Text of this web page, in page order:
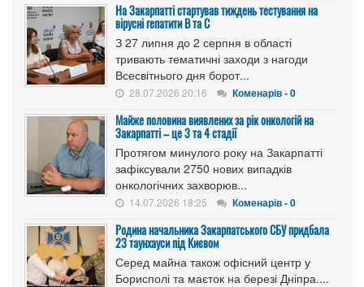
На Закарпатті стартував тиждень тестування на
вірусні гепатити B та C
З 27 липня до 2 серпня в області
тривають тематичні заходи з нагоди
Всесвітнього дня борот...
28.07.2026 20:16 Коменарів - 0
Майже половина виявлених за рік онкологій на
Закарпатті – це 3 та 4 стадії
Протягом минулого року на Закарпатті
зафіксували 2750 нових випадків
онкологічних захворюв...
14.07.2026 18:25 Коменарів - 0
Родина начальника Закарпатського СБУ придбала
23 таунхауси під Києвом
Серед майна також офісний центр у
Борисполі та маєток на березі Дніпра....